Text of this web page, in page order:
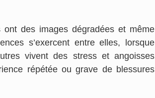
des images dégradées et même
s’exercent entre elles, lorsque
vivent des stress et angoisses
répétée ou grave de blessures